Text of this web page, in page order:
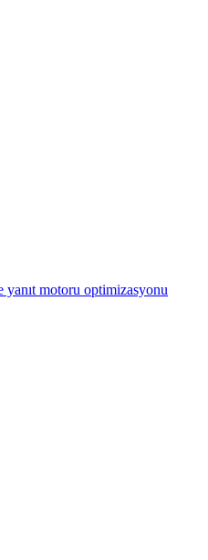
motoru optimizasyonu